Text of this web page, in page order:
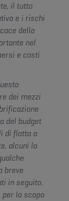
il tutto
e i rischi
della
nel
e costi
dei mezzi
del budget
di flotta a
alcuni la
breve
in seguito.
lo scopo